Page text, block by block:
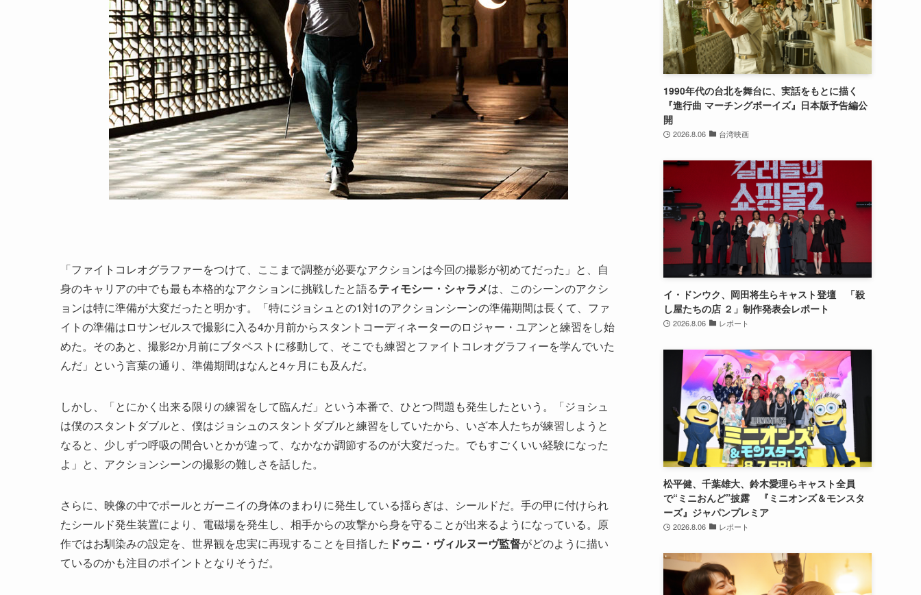
「ファイトコレオグラファーをつけて、ここまで調整が必要なアクションは今回の撮影が初めてだった」と、自
身のキャリアの中でも最も本格的なアクションに挑戦したと語るティモシー・シャラメは、このシーンのアクシ
ョンは特に準備が大変だったと明かす。「特にジョシュとの1対1のアクションシーンの準備期間は長くて、ファ
イトの準備はロサンゼルスで撮影に入る4か月前からスタントコーディネーターのロジャー・ユアンと練習をし始
めた。そのあと、撮影2か月前にブタペストに移動して、そこでも練習とファイトコレオグラフィーを学んでいた
んだ」という言葉の通り、準備期間はなんと4ヶ月にも及んだ。
しかし、「とにかく出来る限りの練習をして臨んだ」という本番で、ひとつ問題も発生したという。「ジョシュ
は僕のスタントダブルと、僕はジョシュのスタントダブルと練習をしていたから、いざ本人たちが練習しようと
なると、少しずつ呼吸の間合いとかが違って、なかなか調節するのが大変だった。でもすごくいい経験になった
よ」と、アクションシーンの撮影の難しさを話した。
さらに、映像の中でポールとガーニイの身体のまわりに発生している揺らぎは、シールドだ。手の甲に付けられ
たシールド発生装置により、電磁場を発生し、相手からの攻撃から身を守ることが出来るようになっている。原
作ではお馴染みの設定を、世界観を忠実に再現することを目指した ドゥニ・ヴィルヌーヴ監督がどのように描い
ているのかも注目のポイントとなりそうだ。
1990年代の台北を舞台に、実話をもとに描く
『進行曲 マーチングボーイズ』日本版予告編公
開
2026.8.06 台湾映画
イ・ドンウク、岡田将生らキャスト登壇 「殺
し屋たちの店 ２」制作発表会レポート
2026.8.06 レポート
松平健、千葉雄大、鈴木愛理らキャスト全員
で“ミニおんど”披露 『ミニオンズ＆モンスタ
ーズ』ジャパンプレミア
2026.8.06 レポート